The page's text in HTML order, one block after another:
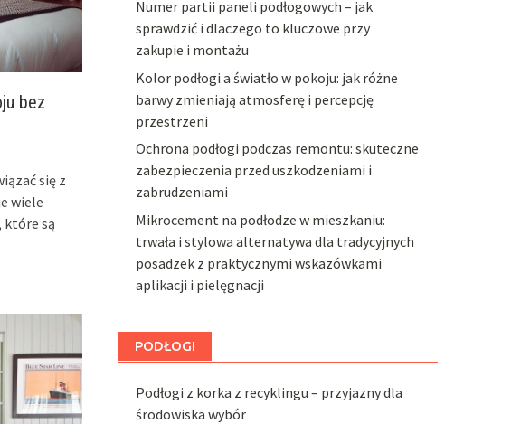
bez
się z
wiele
które są
Numer partii paneli podłogowych – jak
sprawdzić i dlaczego to kluczowe przy
zakupie i montażu
Kolor podłogi a światło w pokoju: jak różne
barwy zmieniają atmosferę i percepcję
przestrzeni
Ochrona podłogi podczas remontu: skuteczne
zabezpieczenia przed uszkodzeniami i
zabrudzeniami
Mikrocement na podłodze w mieszkaniu:
trwała i stylowa alternatywa dla tradycyjnych
posadzek z praktycznymi wskazówkami
aplikacji i pielęgnacji
PODŁOGI
Podłogi z korka z recyklingu – przyjazny dla
środowiska wybór